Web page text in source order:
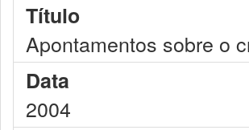
Título
Apontamentos sobre o
Data
2004